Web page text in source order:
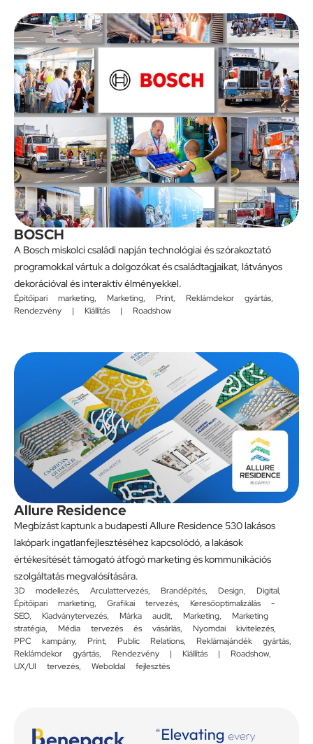
BOSCH
A Bosch miskolci családi napján technológiai és szórakoztató
programokkal vártuk a dolgozókat és családtagjaikat, látványos
dekorációval és interaktív élményekkel.
Építőipari marketing, Marketing, Print, Reklámdekor gyártás,
Rendezvény | Kiállítás | Roadshow
Allure Residence
Megbízást kaptunk a budapesti Allure Residence 530 lakásos
lakópark ingatlanfejlesztéséhez kapcsolódó, a lakások
értékesítését támogató átfogó marketing és kommunikációs
szolgáltatás megvalósítására.
3D modellezés, Arculattervezés, Brandépítés, Design, Digital,
Építőipari marketing, Grafikai tervezés, Keresőoptimalizálás -
SEO, Kiadványtervezés, Márka audit, Marketing, Marketing
stratégia, Média tervezés és vásárlás, Nyomdai kivitelezés,
PPC kampány, Print, Public Relations, Reklámajándék gyártás,
Reklámdekor gyártás, Rendezvény | Kiállítás | Roadshow,
UX/UI tervezés, Weboldal fejlesztés